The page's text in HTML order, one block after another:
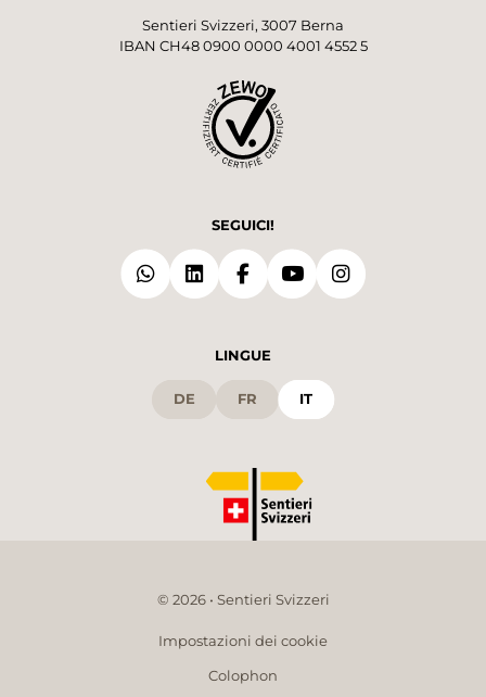
Sentieri Svizzeri, 3007 Berna
IBAN CH48 0900 0000 4001 4552 5
SEGUICI!
LINGUE
DE FR IT
© 2026 • Sentieri Svizzeri
Impostazioni dei cookie
Colophon